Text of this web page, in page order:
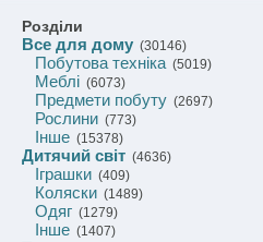
Розділи
Все для дому (30146)
Побутова техніка(5019)
Меблі (6073)
Предмети побуту (2697)
Рослини (773)
Інше (15378)
Дитячий світ (4636)
Іграшки (409)
Коляски (1489)
Одяг (1279)
Інше (1407)